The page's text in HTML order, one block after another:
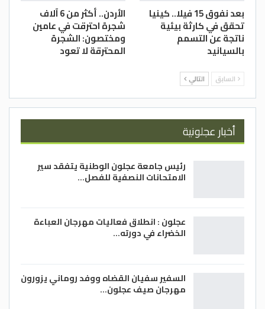
بعد نفوق 15 فيلا.. كينيا
تحقق في كارثة بيئية
ناتجة عن التسمم
بالسيانيد
الأردن.. أكثر من 6 آلاف
شجرة احترقت في عامين
ومختصون: الشجرة
المحترقة لا تعود
السابق التالي
أخبار عجلونية
رئيس جامعة عجلون الوطنية يتفقد سير
الامتحانات النصفية للفصل…
عجلون : انطلاق فعاليات مهرجان العباءة
الخضراء في دورته…
السفير سفيان القضاه ووفد روماني يزورون
مهرجان صيف عجلون…